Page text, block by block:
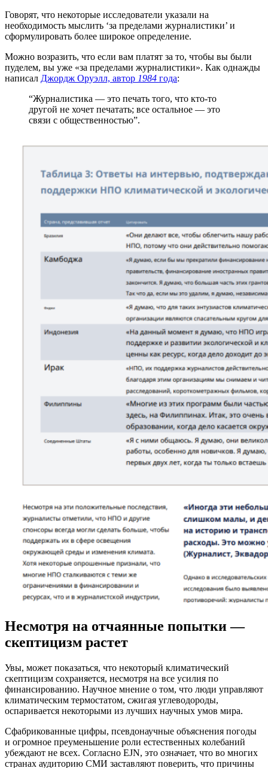
Говорят, что некоторые исследователи указали на
необходимость мыслить ‘за пределами журналистики’ и
сформулировать более широкое определение.
Можно возразить, что если вам платят за то, чтобы вы были
пуделем, вы уже «за пределами журналистики». Как однажды
написал Джордж Оруэлл, автор 1984 года:
“Журналистика — это печать того, что кто-то
другой не хочет печатать; все остальное — это
связи с общественностью”.
Несмотря на отчаянные попытки —
скептицизм растет
Увы, может показаться, что некоторый климатический
скептицизм сохраняется, несмотря на все усилия по
финансированию. Научное мнение о том, что люди управляют
климатическим термостатом, сжигая углеводороды,
оспаривается некоторыми из лучших научных умов мира.
Сфабрикованные цифры, псевдонаучные объяснения погоды
и огромное преуменьшение роли естественных колебаний
убеждают не всех. Согласно EJN, это означает, что во многих
странах аудиторию СМИ заставляют поверить, что причины